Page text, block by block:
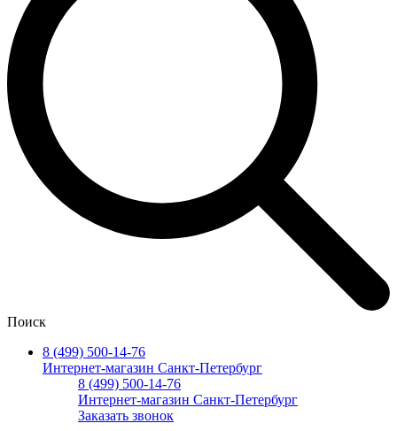
Поиск
8 (499) 500-14-76
Интернет-магазин Санкт-Петербург
8 (499) 500-14-76
Интернет-магазин Санкт-Петербург
Заказать звонок